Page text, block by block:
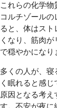
これらの化学
コルチゾール
ると、体はス
くなり、筋肉
で穏やかになり
多くの人が、寝
く眠れると感
原因となる考え
す。不安が夜に